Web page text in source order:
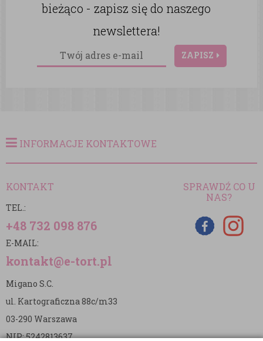
bieżąco - zapisz się do naszego
newslettera!
ZAPISZ
INFORMACJE KONTAKTOWE
KONTAKT
TEL.:
+48 732 098 876
E-MAIL:
kontakt@e-tort.pl
Migano S.C.
ul. Kartograficzna 88c/m33
03-290 Warszawa
NIP: 5242813637
SPRAWDŹ CO U
NAS?